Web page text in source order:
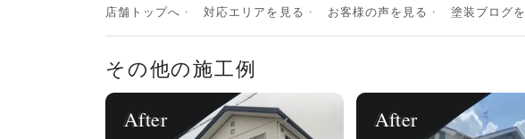
店舗トップへ 対応エリアを見る お客様の声を見る 塗装ブログ
その他の施工例
After After